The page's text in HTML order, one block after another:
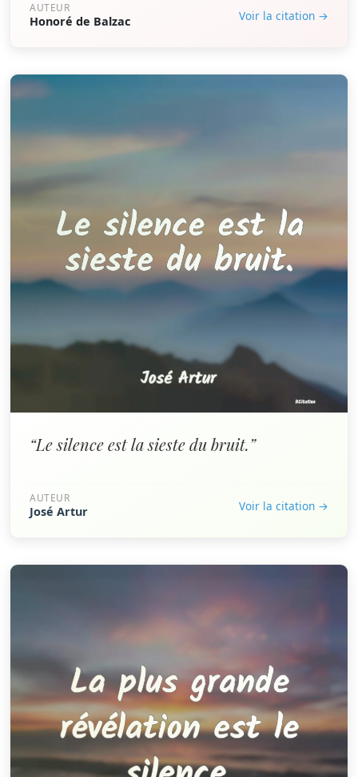
AUTEUR
Honoré de Balzac Voir la citation →
“Le silence est la sieste du bruit.”
AUTEUR
José Artur Voir la citation →